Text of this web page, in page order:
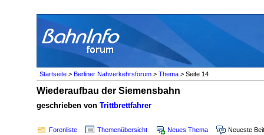
Startseite > Berliner Nahverkehrsforum > Thema > Seite 14
Wiederaufbau der Siemensbahn
geschrieben von Trittbrettfahrer
Forenliste Themenübersicht Neues Thema Neueste